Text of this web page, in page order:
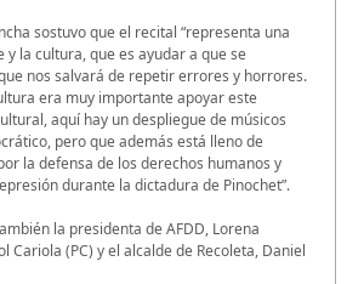
sostuvo que el recital “representa una
la cultura, que es ayudar a que se
nos salvará de repetir errores y horrores.
era muy importante apoyar este
aquí hay un despliegue de músicos
pero que además está lleno de
la defensa de los derechos humanos y
durante la dictadura de Pinochet”.
la presidenta de AFDD, Lorena
Cariola (PC) y el alcalde de Recoleta, Daniel